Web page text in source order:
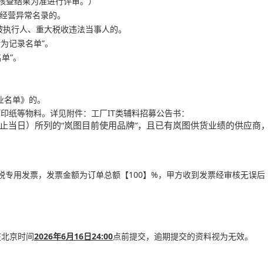
异常名录的。
人、重大税收违法当事人的。
录名单”。
”。
单》的。
产指示单打印纸等物料。详见附件：工厂IT类辅料招募公
）所列的“岚图目前使用品牌”，且已有岚图供货业绩的供应商
用发票，发票金额为订单总额【100】%，甲方收到发票经审核无误
京时间2026年6月16日24:00点前提交，逾期提交的资料视为无效。